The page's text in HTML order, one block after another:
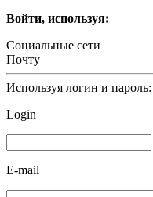
Войти, используя:
Социальные сети
Почту
Используя логин и пароль:
Login
E-mail